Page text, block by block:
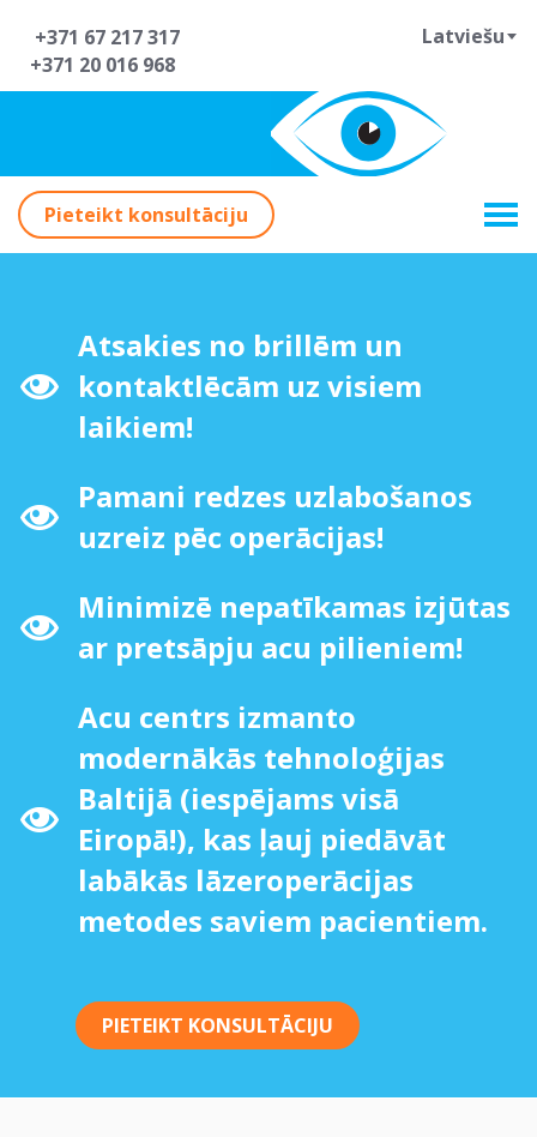
+371 67 217 317
+371 20 016 968
Latviešu
Pieteikt konsultāciju
Atsakies no brillēm un
kontaktlēcām uz visiem
laikiem!
Pamani redzes uzlabošanos
uzreiz pēc operācijas!
Minimizē nepatīkamas izjūtas
ar pretsāpju acu pilieniem!
Acu centrs izmanto
modernākās tehnoloģijas
Baltijā (iespējams visā
Eiropā!), kas ļauj piedāvāt
labākās lāzeroperācijas
metodes saviem pacientiem.
PIETEIKT KONSULTĀCIJU